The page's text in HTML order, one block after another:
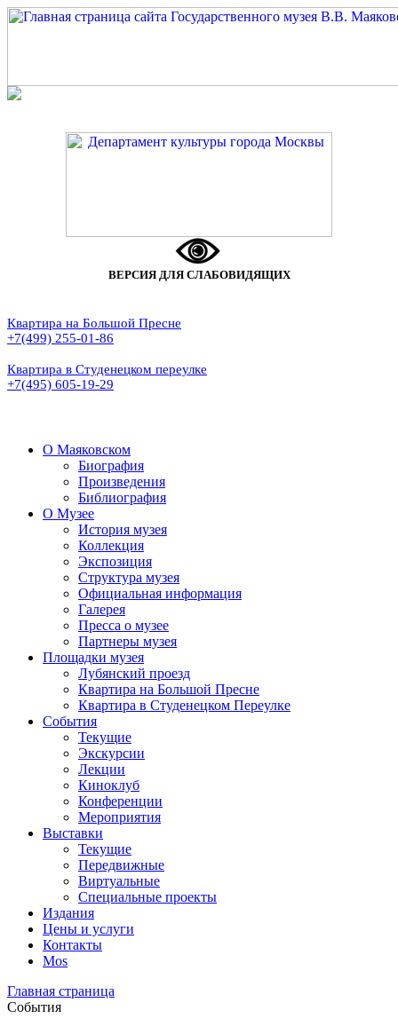
ВЕРСИЯ ДЛЯ СЛАБОВИДЯЩИХ
Квартира на Большой Пресне
+7(499) 255-01-86
Квартира в Студенецком переулке
+7(495) 605-19-29
О Маяковском
Биография
Произведения
Библиография
О Музее
История музея
Коллекция
Экспозиция
Структура музея
Официальная информация
Галерея
Пресса о музее
Партнеры музея
Площадки музея
Лубянский проезд
Квартира на Большой Пресне
Квартира в Студенецком Переулке
События
Текущие
Экскурсии
Лекции
Киноклуб
Конференции
Мероприятия
Выставки
Текущие
Передвижные
Виртуальные
Специальные проекты
Издания
Цены и услуги
Контакты
Mos
Главная страница
События